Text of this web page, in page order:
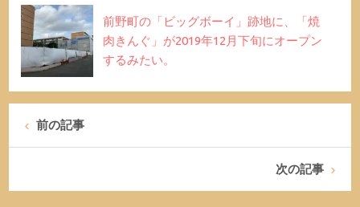
前野町の「ビッグボーイ」跡地に、「焼
肉きんぐ」が2019年12月下旬にオープン
するみたい。
前の記事
次の記事